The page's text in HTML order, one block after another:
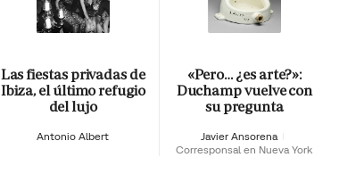
Las fiestas privadas de
Ibiza, el último refugio
del lujo
Antonio Albert
«Pero… ¿es arte?»:
Duchamp vuelve con
su pregunta
Javier Ansorena
Corresponsal en Nueva York